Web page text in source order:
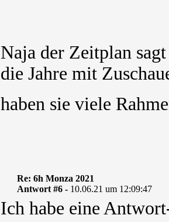
Naja der Zeitplan
die Jahre mit
haben sie viele
Re: 6h Monza 2021
Antwort #6 - 10.06.21 um 12:09:47
Ich habe eine